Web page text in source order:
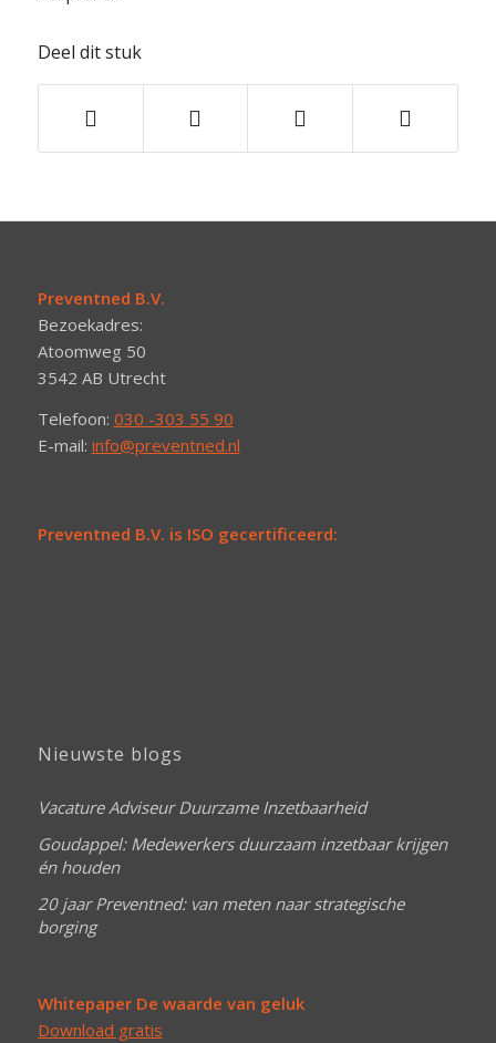
Deel dit stuk
Preventned B.V.
Bezoekadres:
Atoomweg 50
3542 AB Utrecht
Telefoon: 030 -303 55 90
E-mail: info@preventned.nl
Preventned B.V. is ISO gecertificeerd:
Nieuwste blogs
Vacature Adviseur Duurzame Inzetbaarheid
Goudappel: Medewerkers duurzaam inzetbaar krijgen
én houden
20 jaar Preventned: van meten naar strategische
borging
Whitepaper De waarde van geluk
Download gratis